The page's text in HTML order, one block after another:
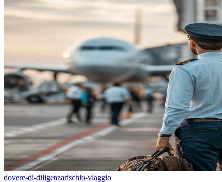
dovere-di-diligenzarischio-viaggio